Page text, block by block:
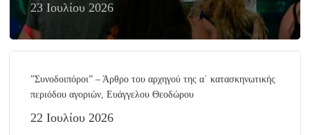
23 Ιουλίου 2026
”Συνοδοιπόροι” – Άρθρο του αρχηγού της α΄ κατασκηνωτικής
περιόδου αγοριών, Ευάγγελου Θεοδώρου
22 Ιουλίου 2026